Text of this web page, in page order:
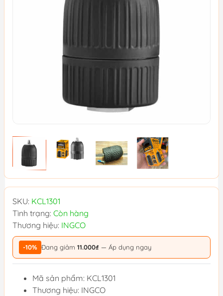
SKU: KCL1301
Tình trạng: Còn hàng
Thương hiệu: INGCO
-10% Đang giảm 11.000₫ — Áp dụng ngay
Mã sản phẩm: KCL1301
Thương hiệu: INGCO